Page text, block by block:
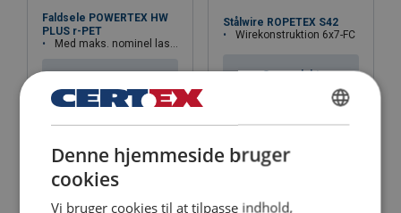
Faldsele POWERTEX HW
PLUS r-PET
Med maks. nominel last på 140 kg
Stålwire ROPETEX S42
Wirekonstruktion 6x7-FC
Se produkt
DANISH
ENGLISH TRANSLATION
Denne hjemmeside bruger
cookies
Vi bruger cookies til at tilpasse indhold,